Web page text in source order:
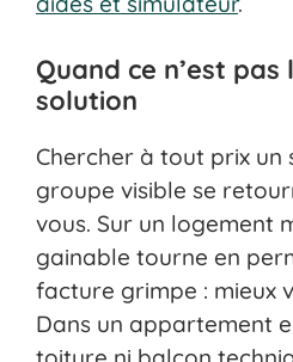
Quand ce n’est pas
solution
Chercher à tout prix un
groupe visible se
vous. Sur un logement
gainable tourne en
facture grimpe : mieux
Dans un appartement